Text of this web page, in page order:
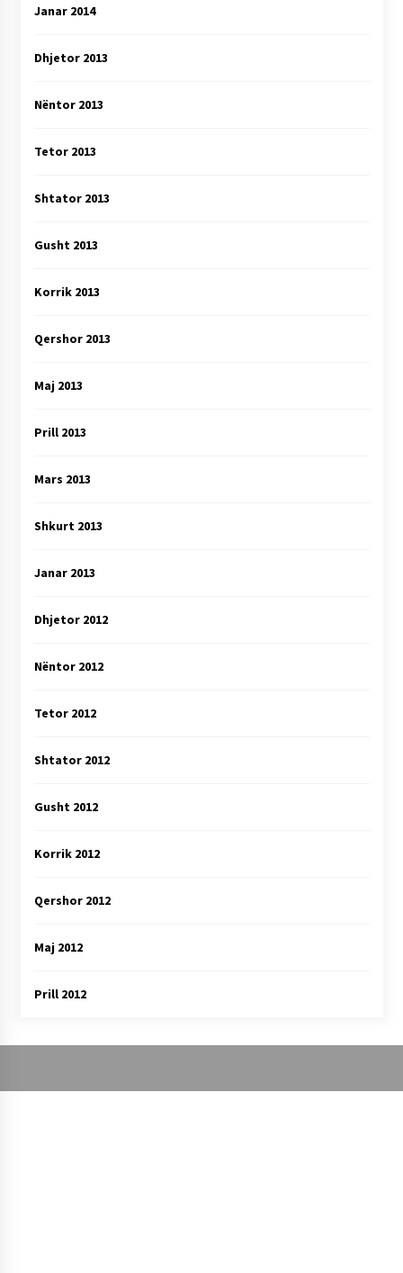
Janar 2014
Dhjetor 2013
Nëntor 2013
Tetor 2013
Shtator 2013
Gusht 2013
Korrik 2013
Qershor 2013
Maj 2013
Prill 2013
Mars 2013
Shkurt 2013
Janar 2013
Dhjetor 2012
Nëntor 2012
Tetor 2012
Shtator 2012
Gusht 2012
Korrik 2012
Qershor 2012
Maj 2012
Prill 2012